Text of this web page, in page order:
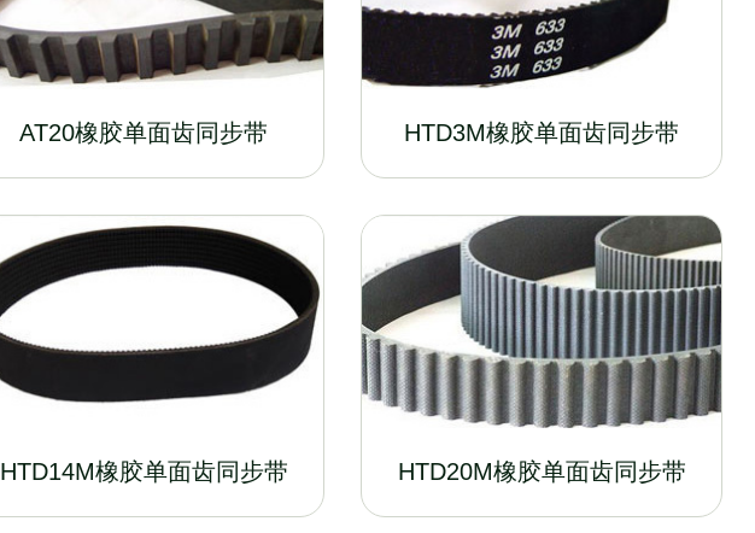
AT20橡胶单面齿同步带 HTD3M橡胶单面齿同步带
HTD14M橡胶单面齿同步带 HTD20M橡胶单面齿同步带